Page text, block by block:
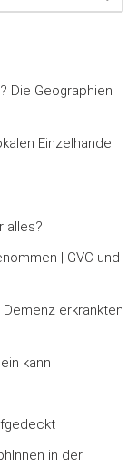
Die Geographien
Einzelhandel
alles?
| GVC und
erkrankten
kann
in der